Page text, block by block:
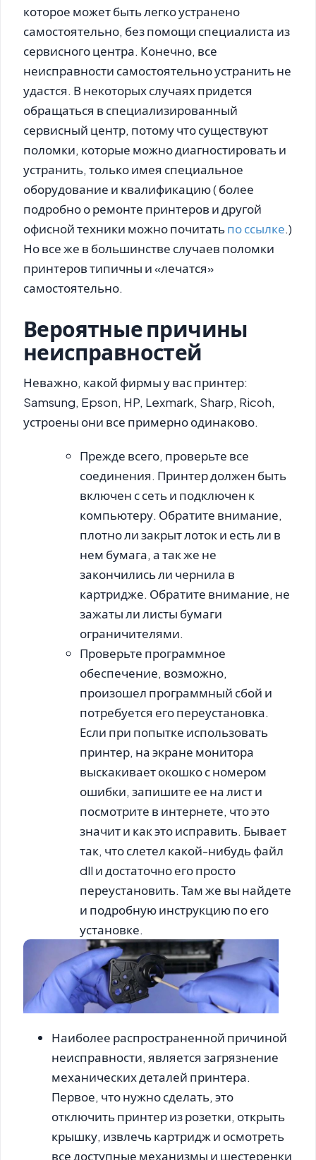
которое может быть легко устранено
самостоятельно, без помощи специалиста из
сервисного центра. Конечно, все
неисправности самостоятельно устранить не
удастся. В некоторых случаях придется
обращаться в специализированный
сервисный центр, потому что существуют
поломки, которые можно диагностировать и
устранить, только имея специальное
оборудование и квалификацию ( более
подробно о ремонте принтеров и другой
офисной техники можно почитатьпо ссылке.)
Но все же в большинстве случаев поломки
принтеров типичны и «лечатся»
самостоятельно.
Вероятные причины
неисправностей
Неважно, какой фирмы у вас принтер:
Samsung, Epson, HP, Lexmark, Sharp, Ricoh,
устроены они все примерно одинаково.
Прежде всего, проверьте все
соединения. Принтер должен быть
включен с сеть и подключен к
компьютеру. Обратите внимание,
плотно ли закрыт лоток и есть ли в
нем бумага, а так же не
закончились ли чернила в
картридже. Обратите внимание, не
зажаты ли листы бумаги
ограничителями.
Проверьте программное
обеспечение, возможно,
произошел программный сбой и
потребуется его переустановка.
Если при попытке использовать
принтер, на экране монитора
выскакивает окошко с номером
ошибки, запишите ее на лист и
посмотрите в интернете, что это
значит и как это исправить. Бывает
так, что слетел какой-нибудь файл
dll и достаточно его просто
переустановить. Там же вы найдете
и подробную инструкцию по его
установке.
Наиболее распространенной причиной
неисправности, является загрязнение
механических деталей принтера.
Первое, что нужно сделать, это
отключить принтер из розетки, открыть
крышку, извлечь картридж и осмотреть
все доступные механизмы и шестеренки